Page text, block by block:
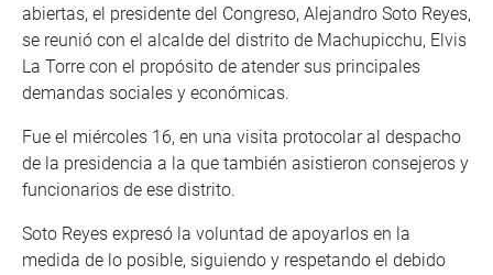
abiertas, el presidente del Congreso, Alejandro Soto Reyes,
se reunió con el alcalde del distrito de Machupicchu, Elvis
La Torre con el propósito de atender sus principales
demandas sociales y económicas.
Fue el miércoles 16, en una visita protocolar al despacho
de la presidencia a la que también asistieron consejeros y
funcionarios de ese distrito.
Soto Reyes expresó la voluntad de apoyarlos en la
medida de lo posible, siguiendo y respetando el debido